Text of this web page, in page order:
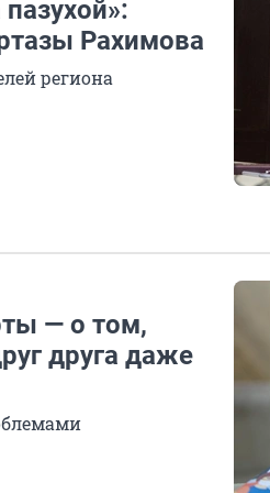
Рахимова
региона
— о том,
друга даже